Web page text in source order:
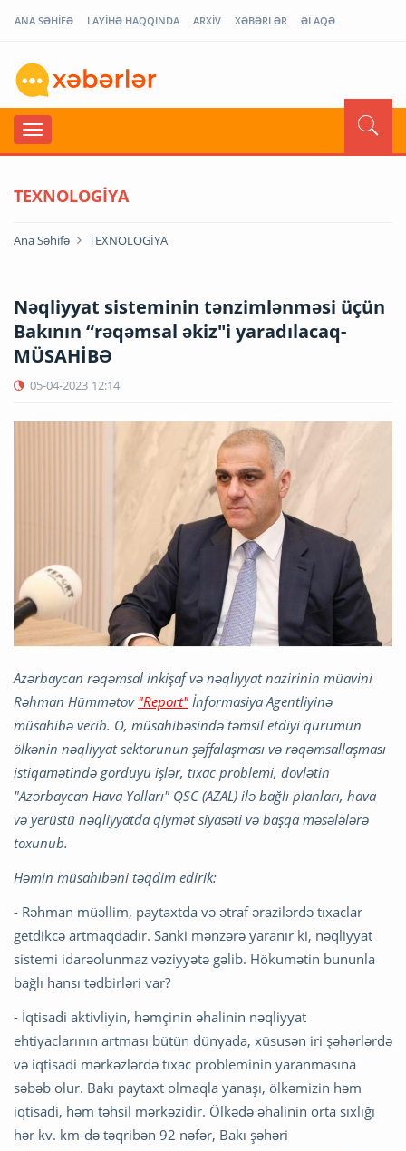
ANA SƏHİFƏ LAYİHƏ HAQQINDA ARXİV XƏBƏRLƏR ƏLAQƏ
TEXNOLOGİYA
Ana Səhifə TEXNOLOGİYA
Nəqliyyat sisteminin tənzimlənməsi üçün
Bakının “rəqəmsal əkiz"i yaradılacaq-
MÜSAHİBƏ
05-04-2023 12:14
Azərbaycan rəqəmsal inkişaf və nəqliyyat nazirinin müavini
Rəhman Hümmətov "Report" İnformasiya Agentliyinə
müsahibə verib. O, müsahibəsində təmsil etdiyi qurumun
ölkənin nəqliyyat sektorunun şəffalaşması və rəqəmsallaşması
istiqamətində gördüyü işlər, tıxac problemi, dövlətin
"Azərbaycan Hava Yolları" QSC (AZAL) ilə bağlı planları, hava
və yerüstü nəqliyyatda qiymət siyasəti və başqa məsələlərə
toxunub.
Həmin müsahibəni təqdim edirik:
- Rəhman müəllim, paytaxtda və ətraf ərazilərdə tıxaclar
getdikcə artmaqdadır. Sanki mənzərə yaranır ki, nəqliyyat
sistemi idarəolunmaz vəziyyətə gəlib. Hökumətin bununla
bağlı hansı tədbirləri var?
- İqtisadi aktivliyin, həmçinin əhalinin nəqliyyat
ehtiyaclarının artması bütün dünyada, xüsusən iri şəhərlərdə
və iqtisadi mərkəzlərdə tıxac probleminin yaranmasına
səbəb olur. Bakı paytaxt olmaqla yanaşı, ölkəmizin həm
iqtisadi, həm təhsil mərkəzidir. Ölkədə əhalinin orta sıxlığı
hər kv. km-də təqribən 92 nəfər, Bakı şəhəri